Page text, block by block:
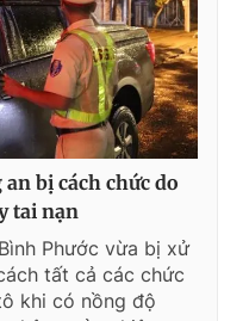
bị cách chức do
tai nạn
Phước vừa bị xử
tất cả các chức
khi có nồng độ